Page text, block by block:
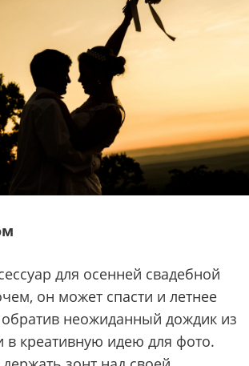
для осенней свадебной
он может спасти и летнее
обратив неожиданный дождик из
в креативную идею для фото.